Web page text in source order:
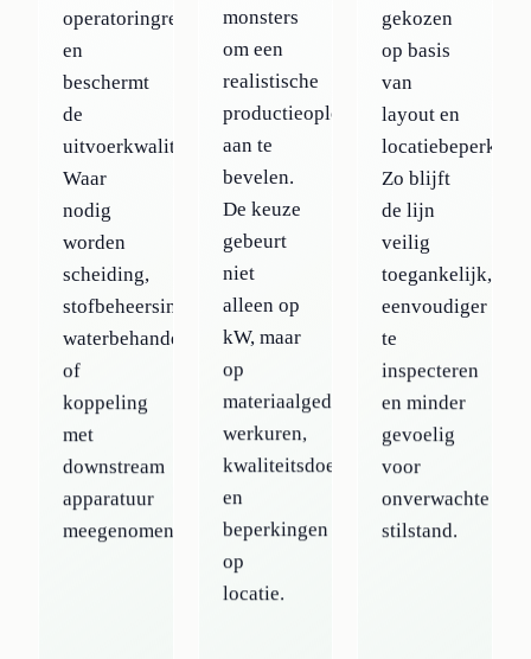
operatoringrepen
en
beschermt
de
uitvoerkwaliteit.
Waar
nodig
worden
scheiding,
stofbeheersing,
waterbehandeling
of
koppeling
met
downstream
apparatuur
meegenomen.
monsters
om een
realistische
productieoplossing
aan te
bevelen.
De keuze
gebeurt
niet
alleen op
kW, maar
op
materiaalgedrag,
werkuren,
kwaliteitsdoel
en
beperkingen
op
locatie.
gekozen
op basis
van
layout en
Zo blijft
de lijn
veilig
toegankelijk,
eenvoudiger
te
inspecteren
en minder
gevoelig
voor
onverwachte
stilstand.